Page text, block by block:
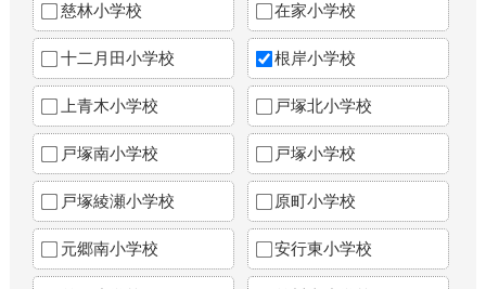
慈林小学校 在家小学校
十二月田小学校 根岸小学校
上青木小学校 戸塚北小学校
戸塚南小学校 戸塚小学校
戸塚綾瀬小学校 原町小学校
元郷南小学校 安行東小学校